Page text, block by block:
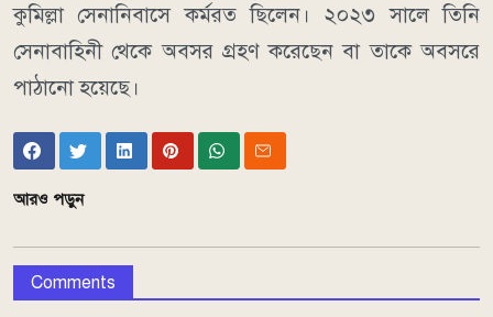
কুমিল্লা সেনানিবাসে কর্মরত ছিলেন। ২০২৩ সালে তিনি
সেনাবাহিনী থেকে অবসর গ্রহণ করেছেন বা তাকে অবসরে
পাঠানো হয়েছে।
আরও পড়ুন
Comments